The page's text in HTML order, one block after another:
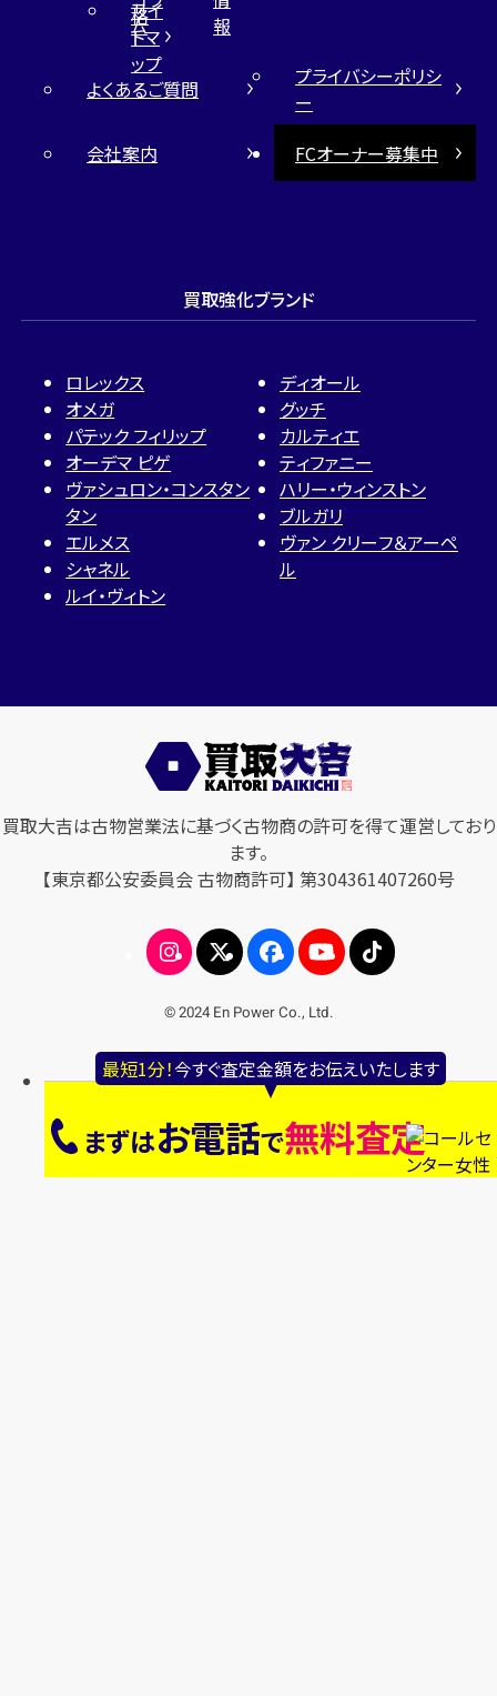
最短1分！今すぐ査定金額をお伝えいたします
まずはお電話で無料査定
格
ム
報
サイ
トマ
ップ
よくあるご質問
プライバシーポリシ
ー
会社案内
FCオーナー募集中
買取強化ブランド
ロレックス
オメガ
パテック フィリップ
オーデマ ピゲ
ヴァシュロン・コンスタン
タン
エルメス
シャネル
ルイ・ヴィトン
ディオール
グッチ
カルティエ
ティファニー
ハリー・ウィンストン
ブルガリ
ヴァン クリーフ＆アーペ
ル
買取大吉は古物営業法に基づく古物商の許可を得て運営しており
ます。
【東京都公安委員会 古物商許可】 第304361407260号
© 2024 En Power Co., Ltd.